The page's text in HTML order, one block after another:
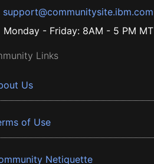
support@communitysite.ibm.com
Monday - Friday: 8AM - 5 PM MT
Links
Us
of Use
Netiquette